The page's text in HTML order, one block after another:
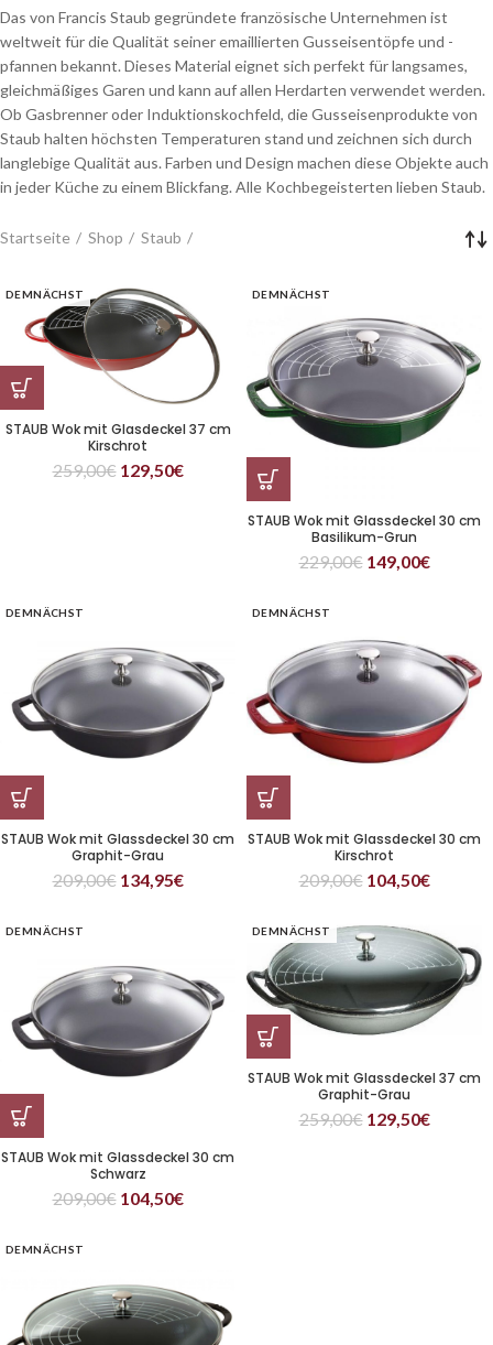
Das von Francis Staub gegründete französische Unternehmen ist
weltweit für die Qualität seiner emaillierten Gusseisentöpfe und -
pfannen bekannt. Dieses Material eignet sich perfekt für langsames,
gleichmäßiges Garen und kann auf allen Herdarten verwendet werden.
Ob Gasbrenner oder Induktionskochfeld, die Gusseisenprodukte von
Staub halten höchsten Temperaturen stand und zeichnen sich durch
langlebige Qualität aus. Farben und Design machen diese Objekte auch
in jeder Küche zu einem Blickfang. Alle Kochbegeisterten lieben Staub.
Startseite Shop Staub
DEMNÄCHST
STAUB Wok mit Glasdeckel 37 cm
Kirschrot
259,00€ 129,50€
DEMNÄCHST
STAUB Wok mit Glassdeckel 30 cm
Basilikum-Grun
229,00€ 149,00€
DEMNÄCHST
STAUB Wok mit Glassdeckel 30 cm
Graphit-Grau
209,00€ 134,95€
DEMNÄCHST
STAUB Wok mit Glassdeckel 30 cm
Kirschrot
209,00€ 104,50€
DEMNÄCHST
STAUB Wok mit Glassdeckel 30 cm
Schwarz
209,00€ 104,50€
DEMNÄCHST
STAUB Wok mit Glassdeckel 37 cm
Graphit-Grau
259,00€ 129,50€
DEMNÄCHST